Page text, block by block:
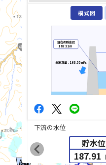
模式図
現在の貯水位
187.91m
全放流量：163.00㎥/s
下流の水位
貯水位
187.91
chevron_left